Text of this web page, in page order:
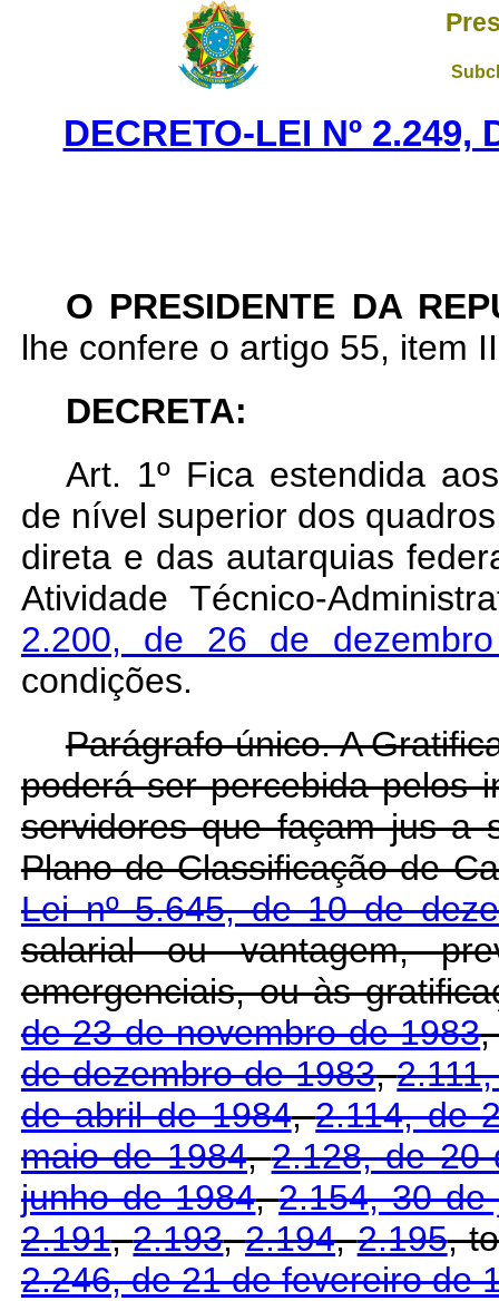
DECRETO-LEI Nº 2.249,
O PRESIDENTE DA
lhe confere o artigo 55, item
DECRETA:
Art. 1º Fica estendida
de nível superior dos
direta e das autarquias
Atividade Técnico-
2.200, de 26 de
condições.
Parágrafo único. A
poderá ser percebida pelos
servidores que façam jus a
Plano de Classificação de
Lei nº 5.645, de 10 de
salarial ou vantagem,
emergenciais, ou às
de 23 de novembro de 1983
de dezembro de 1983,
de abril de 1984,2.114, de
maio de 1984,2.128, de 20
junho de 1984,2.154, 30 de
2.191,2.193,2.194,2.195,
2.246, de 21 de fevereiro de